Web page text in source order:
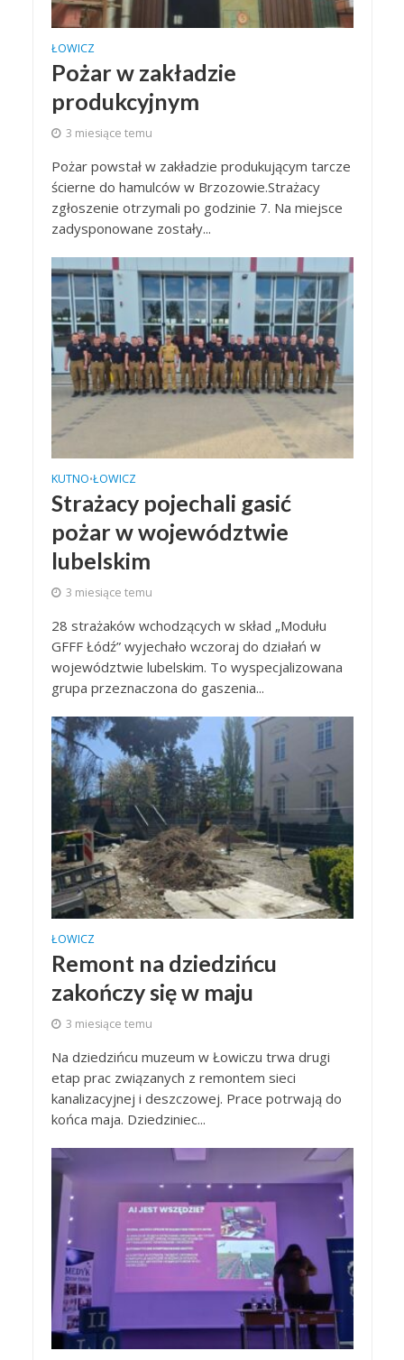
ŁOWICZ
Pożar w zakładzie
produkcyjnym
3 miesiące temu
Pożar powstał w zakładzie produkującym tarcze
ścierne do hamulców w Brzozowie.Strażacy
zgłoszenie otrzymali po godzinie 7. Na miejsce
zadysponowane zostały...
KUTNO•ŁOWICZ
Strażacy pojechali gasić
pożar w województwie
lubelskim
3 miesiące temu
28 strażaków wchodzących w skład „Modułu
GFFF Łódź” wyjechało wczoraj do działań w
województwie lubelskim. To wyspecjalizowana
grupa przeznaczona do gaszenia...
ŁOWICZ
Remont na dziedzińcu
zakończy się w maju
3 miesiące temu
Na dziedzińcu muzeum w Łowiczu trwa drugi
etap prac związanych z remontem sieci
kanalizacyjnej i deszczowej. Prace potrwają do
końca maja. Dziedziniec...